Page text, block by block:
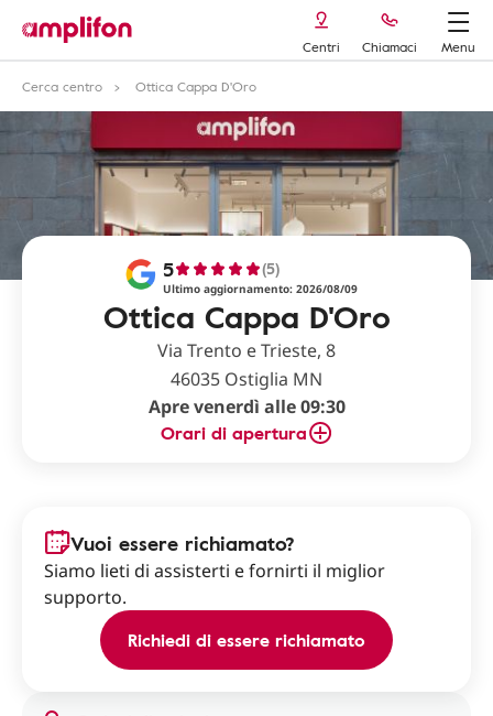
Centri Chiamaci
Menu
Cerca centro
Ottica Cappa D'Oro
Ottica Cappa D'Oro
5 (5)
Ultimo aggiornamento: 2026/08/09
Via Trento e Trieste, 8
46035 Ostiglia MN
Apre venerdì alle 09:30
Orari di apertura
Vuoi essere richiamato?
Siamo lieti di assisterti e fornirti il miglior
supporto.
Richiedi di essere richiamato